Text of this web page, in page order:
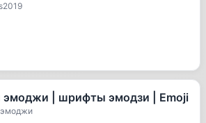
эмоджи | шрифты эмодзи | Emoji